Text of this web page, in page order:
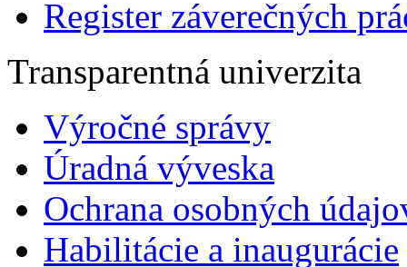
Register záverečných
Transparentná univerzita
Výročné správy
Úradná výveska
Ochrana osobných
Habilitácie a inaugurácie